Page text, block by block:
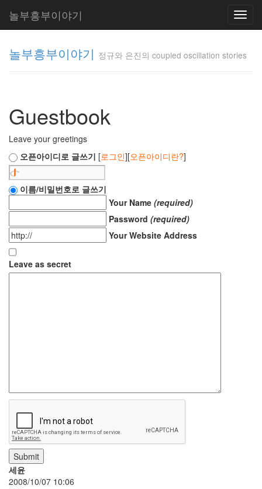
놀부흥부이야기
놀부흥부이야기 정규와 은진의 coupled oscillation stories
Guestbook
Leave your greetings
오픈아이디로 글쓰기 [로그인][오픈아이디란?]
이름/비밀번호로 글쓰기
Your Name (required)
Password (required)
Your Website Address
Leave as secret
Submit
세윤
2008/10/07 10:06
coupled
oscillation
inureyes
Tag
Cloud
요
리
은
진
여
구
실
연
구